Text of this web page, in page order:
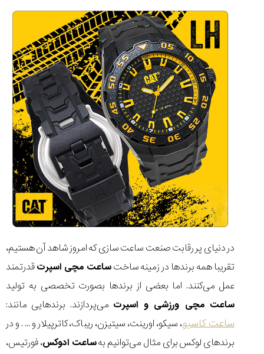
در دنیای پر رقابت صنعت ساعت سازی که امروز شاهد آن هستیم،
تقریبا همه برندها در زمینه ساختساعت مچی اسپرتقدرتمند
عمل می‌کنند. اما بعضی از برند‌ها بصورت تخصصی به تولید
ساعت مچی ورزشی و اسپرت می‌پردازند. برندهایی مانند:
ساعت کاسیو، سیکو، اورینت، سیتیزن، ریباک، کاترپیلار و ... . و در
برندهای لوکس برای مثال می‌توانیم بهساعت ادوکس، فورتیس،